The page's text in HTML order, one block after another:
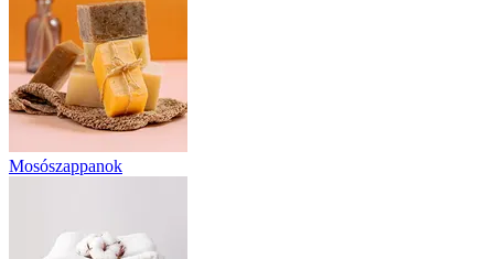
Mosószappanok